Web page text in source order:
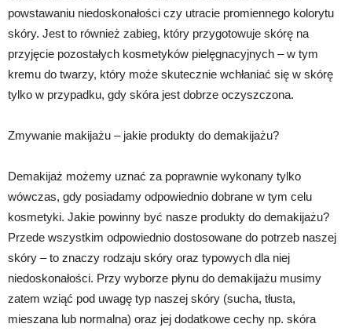
powstawaniu niedoskonałości czy utracie promiennego kolorytu
skóry. Jest to również zabieg, który przygotowuje skórę na
przyjęcie pozostałych kosmetyków pielęgnacyjnych – w tym
kremu do twarzy, który może skutecznie wchłaniać się w skórę
tylko w przypadku, gdy skóra jest dobrze oczyszczona.
Zmywanie makijażu – jakie produkty do demakijażu?
Demakijaż możemy uznać za poprawnie wykonany tylko
wówczas, gdy posiadamy odpowiednio dobrane w tym celu
kosmetyki. Jakie powinny być nasze produkty do demakijażu?
Przede wszystkim odpowiednio dostosowane do potrzeb naszej
skóry – to znaczy rodzaju skóry oraz typowych dla niej
niedoskonałości. Przy wyborze płynu do demakijażu musimy
zatem wziąć pod uwagę typ naszej skóry (sucha, tłusta,
mieszana lub normalna) oraz jej dodatkowe cechy np. skóra